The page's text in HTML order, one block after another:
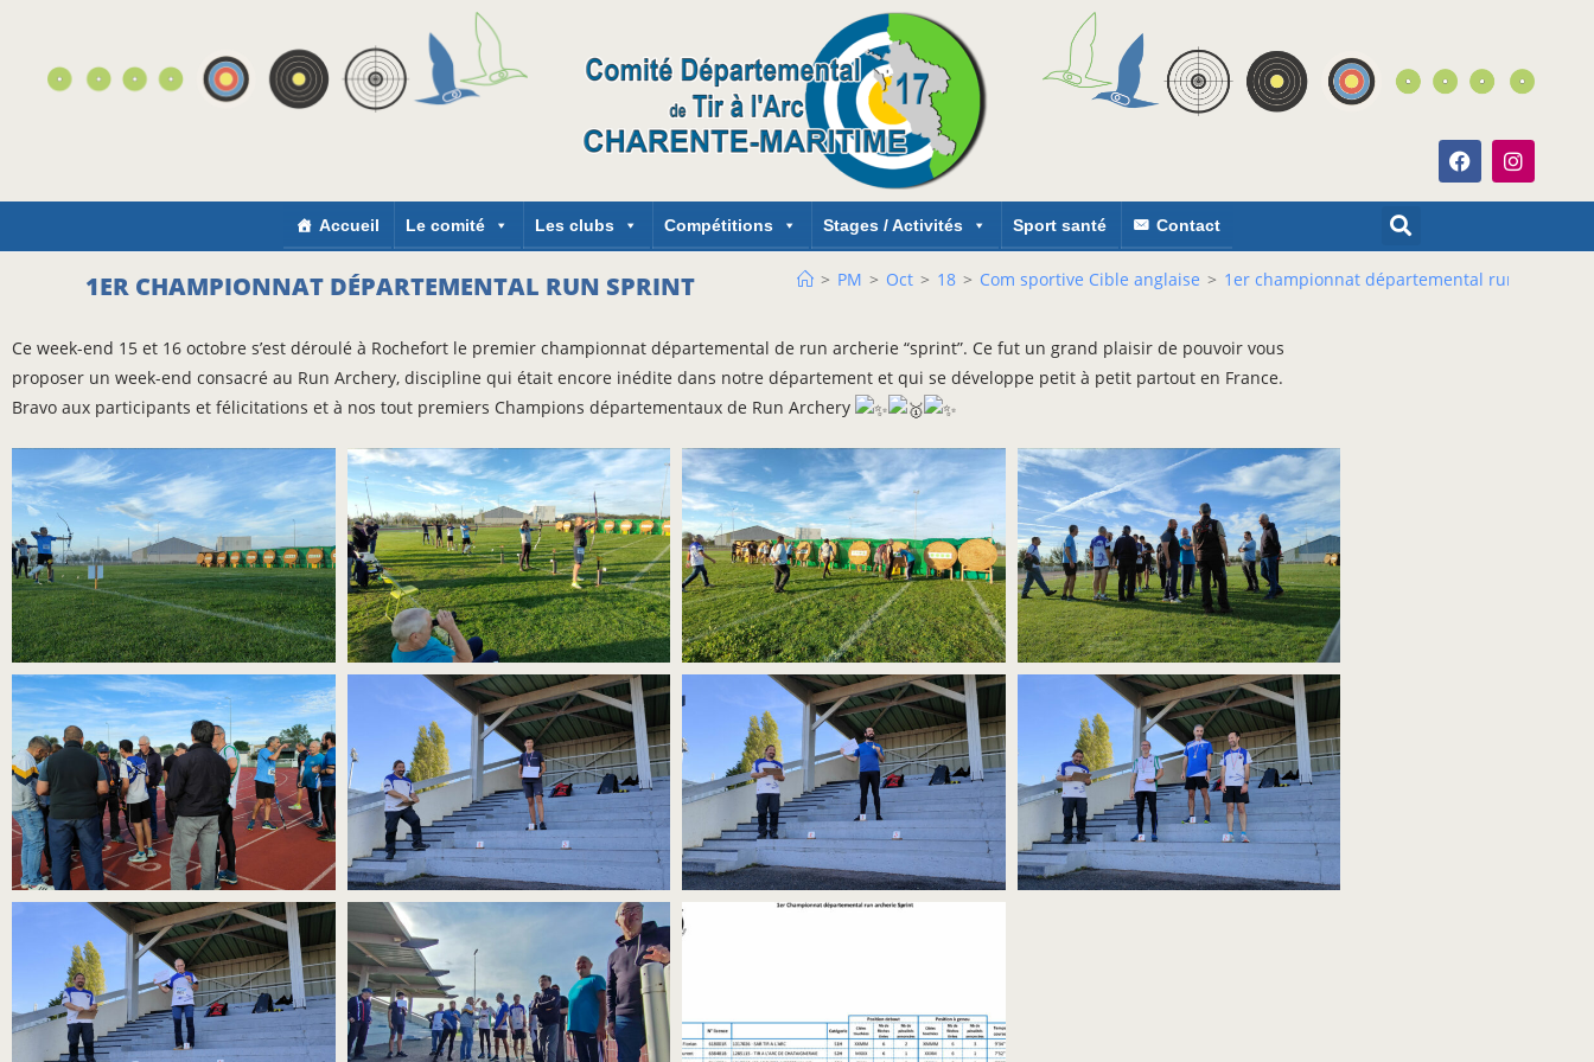
Accueil Le comité Les clubs Compétitions Stages / Activités Sport santé Contact
1ER CHAMPIONNAT DÉPARTEMENTAL RUN SPRINT > PM > Oct > 18 > Com sportive Cible anglaise > 1er championnat départemental run sprint
Ce week-end 15 et 16 octobre s’est déroulé à Rochefort le premier championnat départemental de run archerie “sprint”. Ce fut un grand plaisir de pouvoir vous
proposer un week-end consacré au Run Archery, discipline qui était encore inédite dans notre département et qui se développe petit à petit partout en France.
Bravo aux participants et félicitations et à nos tout premiers Champions départementaux de Run Archery